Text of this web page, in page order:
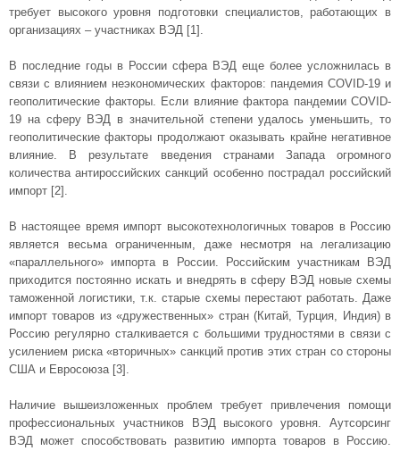
требует высокого уровня подготовки специалистов, работающих в
организациях – участниках ВЭД [1].
В последние годы в России сфера ВЭД еще более усложнилась в
связи с влиянием неэкономических факторов: пандемия COVID-19 и
геополитические факторы. Если влияние фактора пандемии COVID-
19 на сферу ВЭД в значительной степени удалось уменьшить, то
геополитические факторы продолжают оказывать крайне негативное
влияние. В результате введения странами Запада огромного
количества антироссийских санкций особенно пострадал российский
импорт [2].
В настоящее время импорт высокотехнологичных товаров в Россию
является весьма ограниченным, даже несмотря на легализацию
«параллельного» импорта в России. Российским участникам ВЭД
приходится постоянно искать и внедрять в сферу ВЭД новые схемы
таможенной логистики, т.к. старые схемы перестают работать. Даже
импорт товаров из «дружественных» стран (Китай, Турция, Индия) в
Россию регулярно сталкивается с большими трудностями в связи с
усилением риска «вторичных» санкций против этих стран со стороны
США и Евросоюза [3].
Наличие вышеизложенных проблем требует привлечения помощи
профессиональных участников ВЭД высокого уровня. Аутсорсинг
ВЭД может способствовать развитию импорта товаров в Россию.